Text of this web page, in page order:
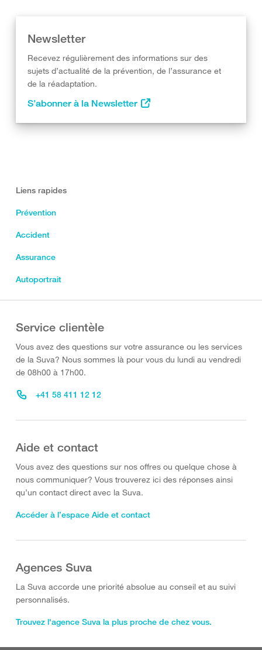
Newsletter
Recevez régulièrement des informations sur des
sujets d’actualité de la prévention, de l’assurance et
de la réadaptation.
S’abonner à la Newsletter
Liens rapides
Prévention
Accident
Assurance
Autoportrait
Service clientèle
Vous avez des questions sur votre assurance ou les services
de la Suva? Nous sommes là pour vous du lundi au vendredi
de 08h00 à 17h00.
+41 58 411 12 12
Aide et contact
Vous avez des questions sur nos offres ou quelque chose à
nous communiquer? Vous trouverez ici des réponses ainsi
qu’un contact direct avec la Suva.
Accéder à l’espace Aide et contact
Agences Suva
La Suva accorde une priorité absolue au conseil et au suivi
personnalisés.
Trouvez l'agence Suva la plus proche de chez vous.